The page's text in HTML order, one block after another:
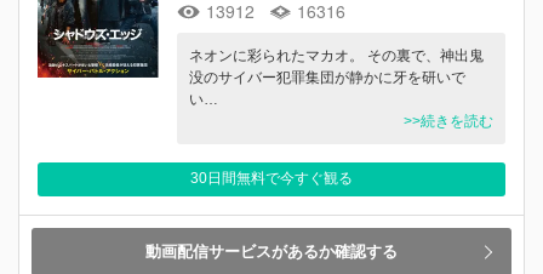
13912 16316
ネオンに彩られたマカオ。 その裏で、神出鬼
没のサイバー犯罪集団が静かに牙を研いで
い…
>>続きを読む
30日間無料で今すぐ観る
動画配信サービスがあるか確認する